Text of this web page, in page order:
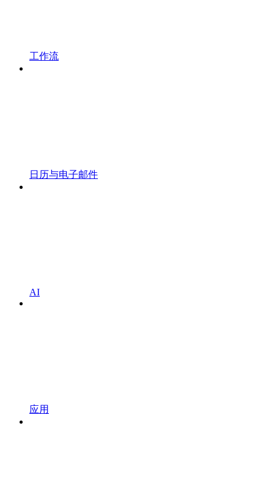
工作流
日历与电子邮件
AI
应用